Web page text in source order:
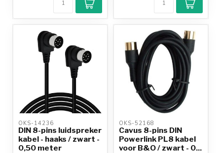
OKS-14236
DIN 8-pins luidspreker
kabel - haaks / zwart -
0,50 meter
OKS-52168
Cavus 8-pins DIN
Powerlink PL8 kabel
voor B&O / zwart - 0...